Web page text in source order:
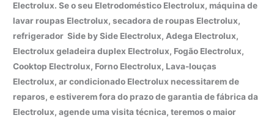
Electrolux. Se o seu Eletrodoméstico Electrolux, máquina de
lavar roupas Electrolux, secadora de roupas Electrolux,
refrigerador Side by Side Electrolux, Adega Electrolux,
Electrolux geladeira duplex Electrolux, Fogão Electrolux,
Cooktop Electrolux, Forno Electrolux, Lava-louças
Electrolux, ar condicionado Electrolux necessitarem de
reparos, e estiverem fora do prazo de garantia de fábrica da
Electrolux, agende uma visita técnica, teremos o maior